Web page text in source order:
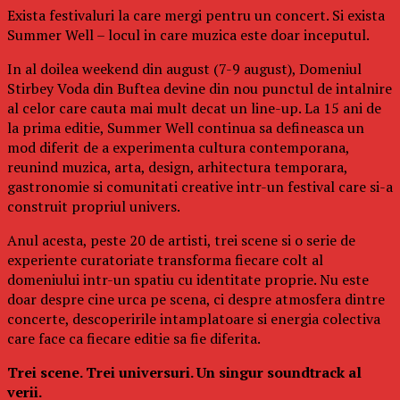
Exista festivaluri la care mergi pentru un concert. Si exista
Summer Well – locul in care muzica este doar inceputul.
In al doilea weekend din august (7-9 august), Domeniul
Stirbey Voda din Buftea devine din nou punctul de intalnire
al celor care cauta mai mult decat un line-up. La 15 ani de
la prima editie, Summer Well continua sa defineasca un
mod diferit de a experimenta cultura contemporana,
reunind muzica, arta, design, arhitectura temporara,
gastronomie si comunitati creative intr-un festival care si-a
construit propriul univers.
Anul acesta, peste 20 de artisti, trei scene si o serie de
experiente curatoriate transforma fiecare colt al
domeniului intr-un spatiu cu identitate proprie. Nu este
doar despre cine urca pe scena, ci despre atmosfera dintre
concerte, descoperirile intamplatoare si energia colectiva
care face ca fiecare editie sa fie diferita.
Trei scene. Trei universuri. Un singur soundtrack al
verii.